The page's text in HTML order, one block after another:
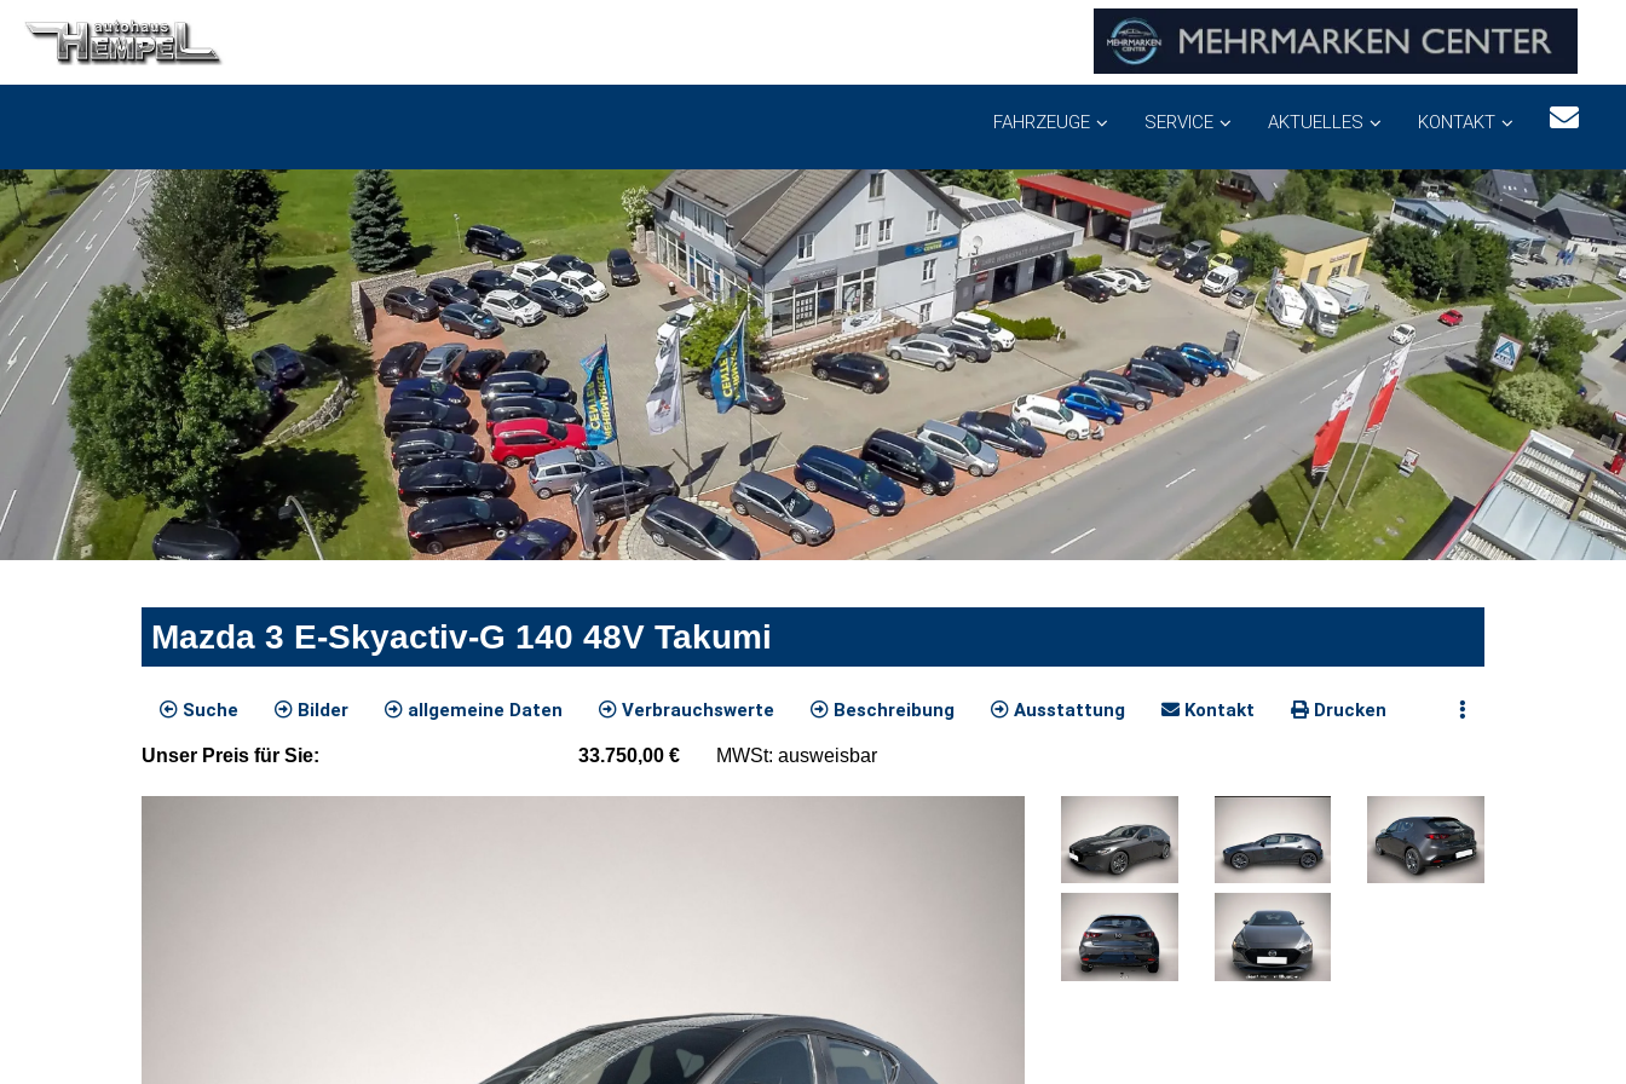
FAHRZEUGE SERVICE AKTUELLES KONTAKT
Mazda 3 E-Skyactiv-G 140 48V Takumi
Suche Bilder allgemeine Daten Verbrauchswerte Beschreibung Ausstattung Kontakt Drucken
Unser Preis für Sie: 33.750,00 € MWSt: ausweisbar